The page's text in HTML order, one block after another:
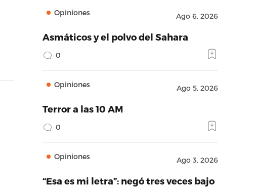
Opiniones Ago 6, 2026
Asmáticos y el polvo del Sahara
0
Opiniones Ago 5, 2026
Terror a las 10 AM
0
Opiniones Ago 3, 2026
“Esa es mi letra”: negó tres veces bajo